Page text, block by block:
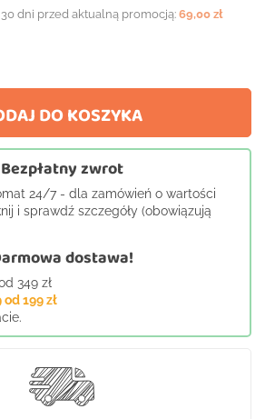
dni przed aktualną promocją: 69,00 zł
DO KOSZYKA
Bezpłatny zwrot
24/7 - dla zamówień o wartości
i sprawdź szczegóły (obowiązują
dostawa!
349 zł
199 zł